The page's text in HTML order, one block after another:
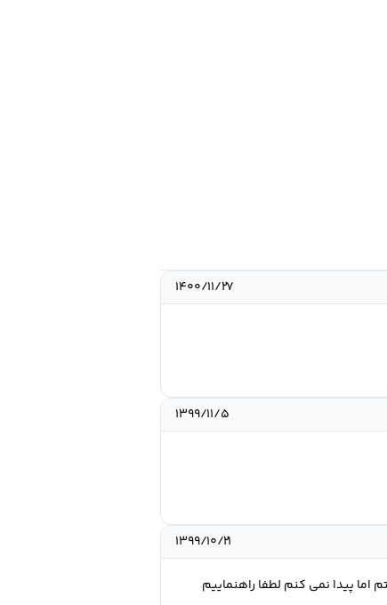
۱۴۰۰/۱۱/۲۷
۱۳۹۹/۱۱/۵
۱۳۹۹/۱۰/۲۱
اهر مزاهم می شوم دنبال پراید۱۳۱ مدل ۸۶تا۸۸ سفید یا نقره ای ۲کانه تمام تخفیف با قیمت ۵۰ هستم اما پیدا نمی کنم لطفا راهنماییم